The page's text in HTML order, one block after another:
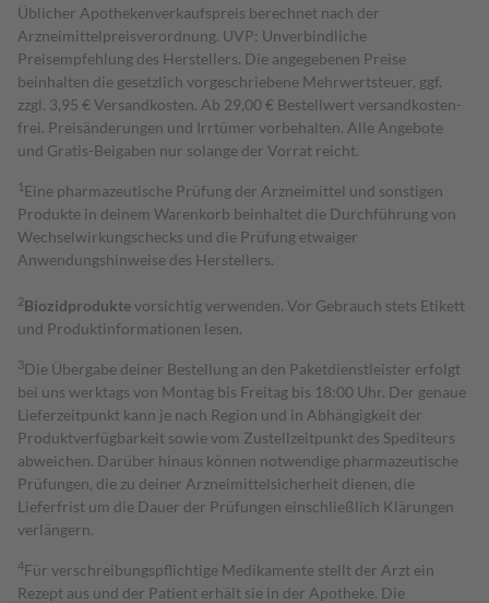
Üblicher Apothekenverkaufspreis berechnet nach der
Arzneimittelpreisverordnung. UVP: Unverbindliche
Preisempfehlung des Herstellers. Die angegebenen Preise
beinhalten die gesetzlich vorgeschriebene Mehrwertsteuer, ggf.
zzgl. 3,95 € Versandkosten. Ab 29,00 € Bestell­wert versand­kosten­
frei. Preisänderungen und Irrtümer vorbehalten. Alle Angebote
und Gratis-Beigaben nur solange der Vorrat reicht.
1 Eine pharmazeutische Prüfung der Arzneimittel und sonstigen
Produkte in deinem Warenkorb beinhaltet die Durchführung von
Wechselwirkungschecks und die Prüfung etwaiger
Anwendungshinweise des Herstellers.
2Biozidproduktevorsichtig verwenden. Vor Gebrauch stets Etikett
und Produktinformationen lesen.
3Die Übergabe deiner Bestellung an den Paketdienstleister erfolgt
bei uns werktags von Montag bis Freitag bis 18:00 Uhr. Der genaue
Lieferzeitpunkt kann je nach Region und in Abhängigkeit der
Produktverfügbarkeit sowie vom Zustellzeitpunkt des Spediteurs
abweichen. Darüber hinaus können notwendige pharmazeutische
Prüfungen, die zu deiner Arzneimittelsicherheit dienen, die
Lieferfrist um die Dauer der Prüfungen einschließlich Klärungen
verlängern.
4Für verschreibungspflichtige Medikamente stellt der Arzt ein
Rezept aus und der Patient erhält sie in der Apotheke. Die